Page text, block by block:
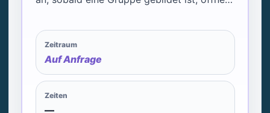
Zeitraum
Auf Anfrage
Zeiten
—